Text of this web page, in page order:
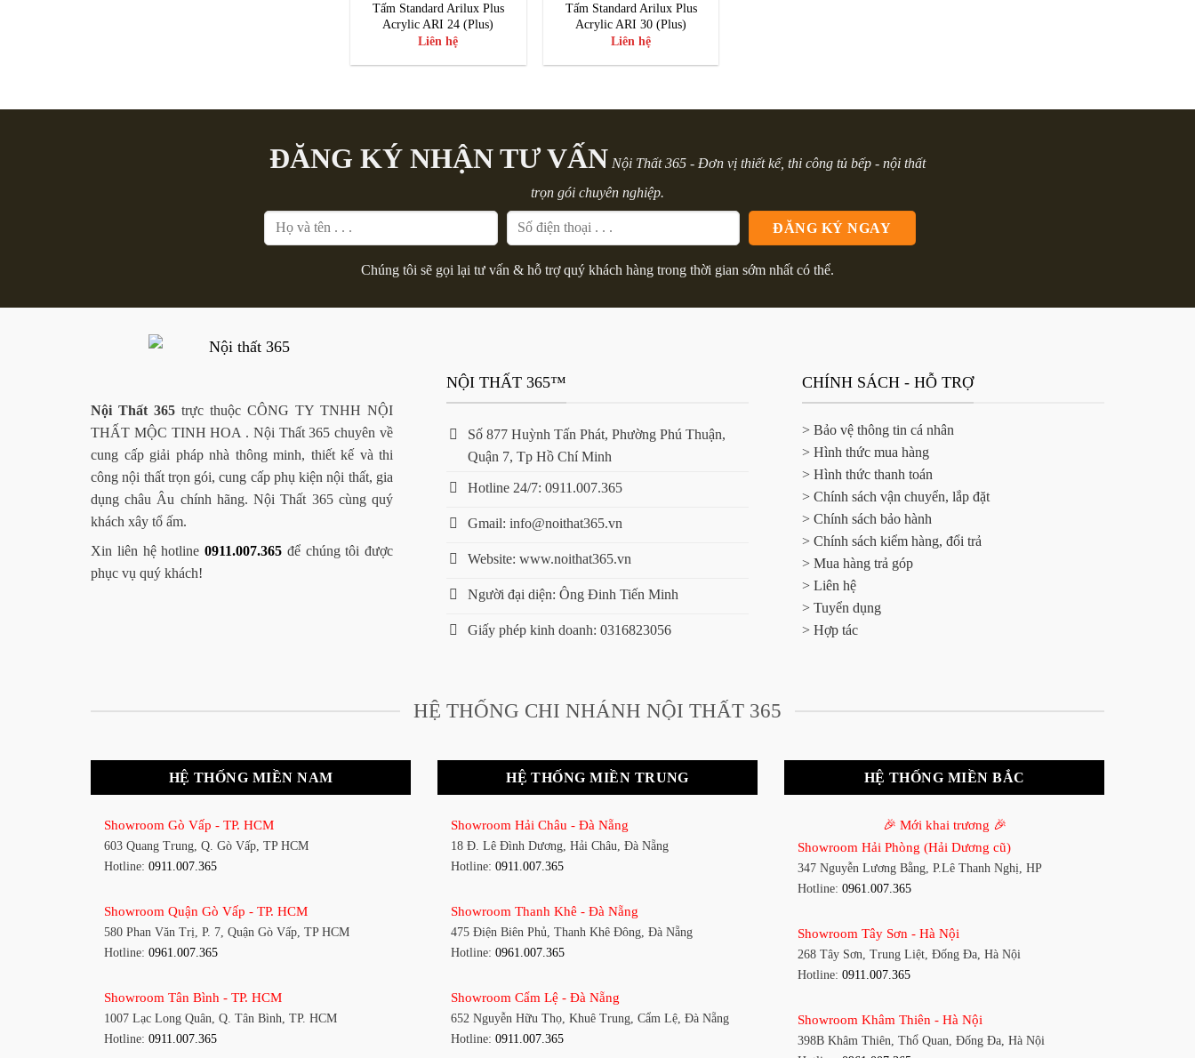
Tấm Standard Arilux Plus
Acrylic ARI 24 (Plus)
Liên hệ
Tấm Standard Arilux Plus
Acrylic ARI 30 (Plus)
Liên hệ
ĐĂNG KÝ NHẬN TƯ VẤN Nội Thất 365 - Đơn vị thiết kế, thi công tủ bếp - nội thất
trọn gói chuyên nghiệp.
Chúng tôi sẽ gọi lại tư vấn & hỗ trợ quý khách hàng trong thời gian sớm nhất có thể.
Nội Thất 365 trực thuộc CÔNG TY TNHH NỘI
THẤT MỘC TINH HOA . Nội Thất 365 chuyên về
cung cấp giải pháp nhà thông minh, thiết kế và thi
công nội thất trọn gói, cung cấp phụ kiện nội thất, gia
dụng châu Âu chính hãng. Nội Thất 365 cùng quý
khách xây tổ ấm.
Xin liên hệ hotline 0911.007.365 để chúng tôi được
phục vụ quý khách!
NỘI THẤT 365™
Số 877 Huỳnh Tấn Phát, Phường Phú Thuận,
Quận 7, Tp Hồ Chí Minh
Hotline 24/7: 0911.007.365
Gmail: info@noithat365.vn
Website: www.noithat365.vn
Người đại diện: Ông Đinh Tiến Minh
Giấy phép kinh doanh: 0316823056
CHÍNH SÁCH - HỖ TRỢ
> Bảo vệ thông tin cá nhân
> Hình thức mua hàng
> Hình thức thanh toán
> Chính sách vận chuyển, lắp đặt
> Chính sách bảo hành
> Chính sách kiểm hàng, đổi trả
> Mua hàng trả góp
> Liên hệ
> Tuyển dụng
> Hợp tác
HỆ THỐNG CHI NHÁNH NỘI THẤT 365
HỆ THỐNG MIỀN NAM
Showroom Gò Vấp - TP. HCM
603 Quang Trung, Q. Gò Vấp, TP HCM
Hotline: 0911.007.365
Showroom Quận Gò Vấp - TP. HCM
580 Phan Văn Trị, P. 7, Quận Gò Vấp, TP HCM
Hotline: 0961.007.365
Showroom Tân Bình - TP. HCM
1007 Lạc Long Quân, Q. Tân Bình, TP. HCM
Hotline: 0911.007.365
HỆ THỐNG MIỀN TRUNG
Showroom Hải Châu - Đà Nẵng
18 Đ. Lê Đình Dương, Hải Châu, Đà Nẵng
Hotline: 0911.007.365
Showroom Thanh Khê - Đà Nẵng
475 Điện Biên Phủ, Thanh Khê Đông, Đà Nẵng
Hotline: 0961.007.365
Showroom Cẩm Lệ - Đà Nẵng
652 Nguyễn Hữu Thọ, Khuê Trung, Cẩm Lệ, Đà Nẵng
Hotline: 0911.007.365
HỆ THỐNG MIỀN BẮC
🎉 Mới khai trương 🎉
Showroom Hải Phòng (Hải Dương cũ)
347 Nguyễn Lương Bằng, P.Lê Thanh Nghị, HP
Hotline: 0961.007.365
Showroom Tây Sơn - Hà Nội
268 Tây Sơn, Trung Liệt, Đống Đa, Hà Nội
Hotline: 0911.007.365
Showroom Khâm Thiên - Hà Nội
398B Khâm Thiên, Thổ Quan, Đống Đa, Hà Nội